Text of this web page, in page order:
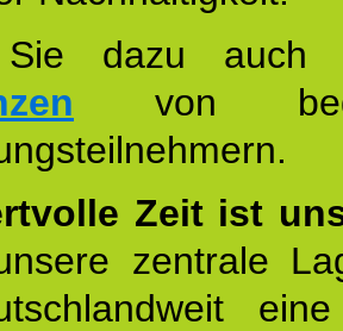
Sie dazu
von
Zeit ist
zentrale